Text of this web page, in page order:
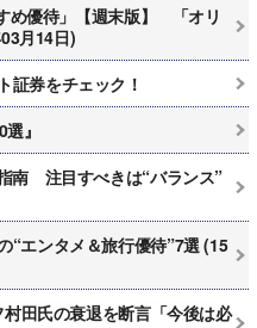
め優待」【週末版】 「オリ
月14日)
証券をチェック！
』
南 注目すべきは“バランス”
エンタメ＆旅行優待”7選 (15
田氏の衰退を断言「今後は必